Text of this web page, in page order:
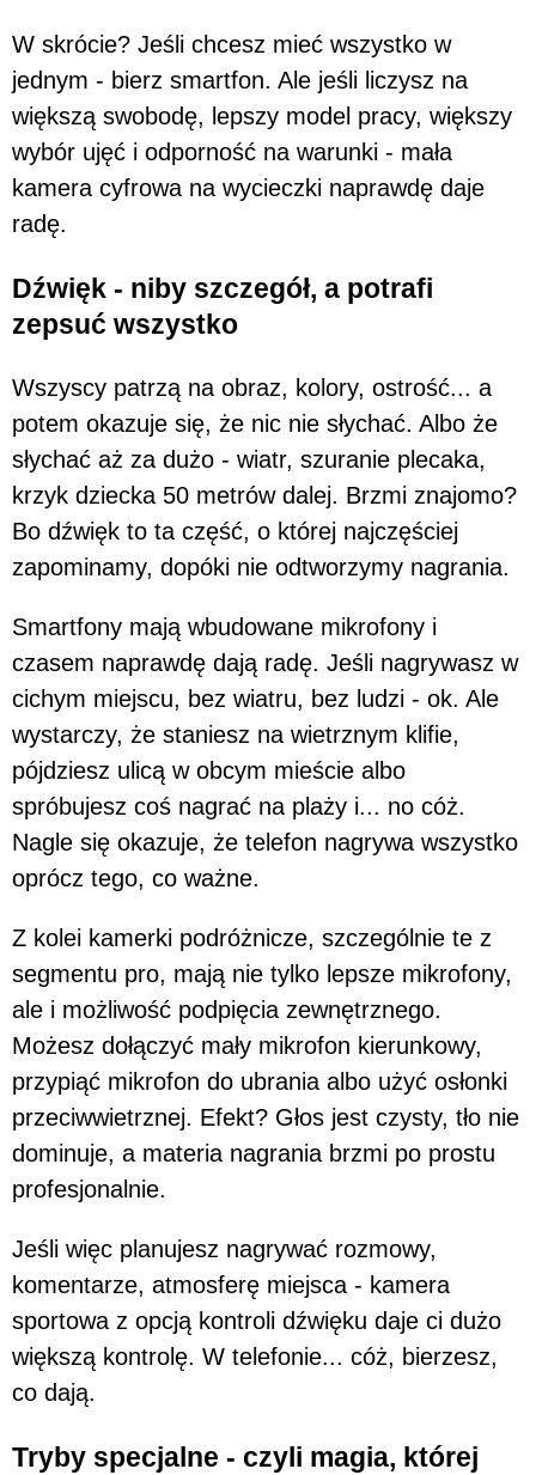
W skrócie? Jeśli chcesz mieć wszystko w
jednym - bierz smartfon. Ale jeśli liczysz na
większą swobodę, lepszy model pracy, większy
wybór ujęć i odporność na warunki - mała
kamera cyfrowa na wycieczki naprawdę daje
radę.
Dźwięk - niby szczegół, a potrafi
zepsuć wszystko
Wszyscy patrzą na obraz, kolory, ostrość... a
potem okazuje się, że nic nie słychać. Albo że
słychać aż za dużo - wiatr, szuranie plecaka,
krzyk dziecka 50 metrów dalej. Brzmi znajomo?
Bo dźwięk to ta część, o której najczęściej
zapominamy, dopóki nie odtworzymy nagrania.
Smartfony mają wbudowane mikrofony i
czasem naprawdę dają radę. Jeśli nagrywasz w
cichym miejscu, bez wiatru, bez ludzi - ok. Ale
wystarczy, że staniesz na wietrznym klifie,
pójdziesz ulicą w obcym mieście albo
spróbujesz coś nagrać na plaży i... no cóż.
Nagle się okazuje, że telefon nagrywa wszystko
oprócz tego, co ważne.
Z kolei kamerki podróżnicze, szczególnie te z
segmentu pro, mają nie tylko lepsze mikrofony,
ale i możliwość podpięcia zewnętrznego.
Możesz dołączyć mały mikrofon kierunkowy,
przypiąć mikrofon do ubrania albo użyć osłonki
przeciwwietrznej. Efekt? Głos jest czysty, tło nie
dominuje, a materia nagrania brzmi po prostu
profesjonalnie.
Jeśli więc planujesz nagrywać rozmowy,
komentarze, atmosferę miejsca - kamera
sportowa z opcją kontroli dźwięku daje ci dużo
większą kontrolę. W telefonie... cóż, bierzesz,
co dają.
Tryby specjalne - czyli magia, której